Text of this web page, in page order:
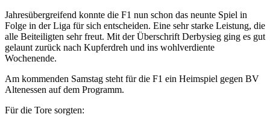
Jahresübergreifend konnte die F1 nun schon das neunte Spiel in
Folge in der Liga für sich entscheiden. Eine sehr starke Leistung, die
alle Beiteiligten sehr freut. Mit der Überschrift Derbysieg ging es gut
gelaunt zurück nach Kupferdreh und ins wohlverdiente
Wochenende.
Am kommenden Samstag steht für die F1 ein Heimspiel gegen BV
Altenessen auf dem Programm.
Für die Tore sorgten: